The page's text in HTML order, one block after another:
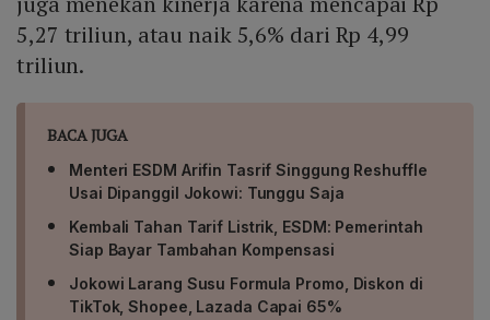
5,27 triliun, atau naik 5,6% dari Rp 4,99
triliun.
BACA JUGA
Menteri ESDM Arifin Tasrif Singgung Reshuffle
Usai Dipanggil Jokowi: Tunggu Saja
Kembali Tahan Tarif Listrik, ESDM: Pemerintah
Siap Bayar Tambahan Kompensasi
Jokowi Larang Susu Formula Promo, Diskon di
TikTok, Shopee, Lazada Capai 65%